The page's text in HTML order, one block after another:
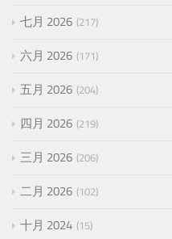
七月 2026 217
六月 2026 171
五月 2026 204
四月 2026 219
三月 2026 206
二月 2026 102
十月 2024 15